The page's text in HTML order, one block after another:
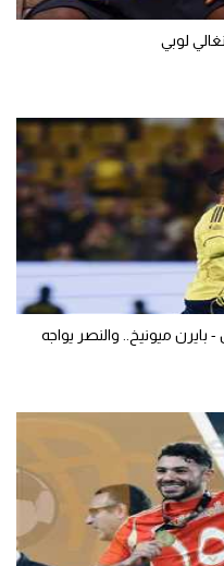
لوبي
الثلاثاء 4 أغسطس - بايرن ميونيخ.. والنصر يواجه